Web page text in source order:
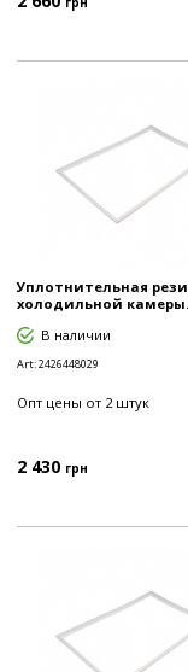
Уплотнительная
холодильной
В наличии
Art:2426448029
Опт цены от 2 штук
2 430 грн